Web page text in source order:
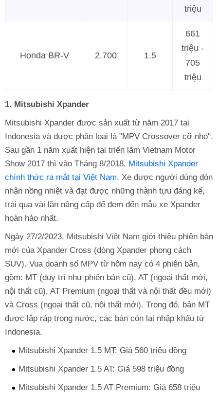
triệu
Honda BR-V 2.700 1.5
661
triệu -
705
triệu
1. Mitsubishi Xpander
Mitsubishi Xpander được sản xuất từ năm 2017 tại
Indonesia và được phân loại là "MPV Crossover cỡ nhỏ".
Sau gần 1 năm xuất hiện tại triển lãm Vietnam Motor
Show 2017 thì vào Tháng 8/2018, Mitsubishi Xpander
chính thức ra mắt tại Việt Nam. Xe được người dùng đón
nhận nồng nhiệt và đạt được những thành tựu đáng kể,
trải qua vài lần nâng cấp để đem đến mẫu xe Xpander
hoàn hảo nhất.
Ngày 27/2/2023, Mitsubishi Việt Nam giới thiệu phiên bản
mới của Xpander Cross (dòng Xpander phong cách
SUV). Vua doanh số MPV từ hôm nay có 4 phiên bản,
gồm: MT (duy trì như phiên bản cũ), AT (ngoại thất mới,
nội thất cũ), AT Premium (ngoại thất và nội thất đều mới)
và Cross (ngoại thất cũ, nội thất mới). Trong đó, bản MT
được lắp ráp trong nước, các bản còn lại nhập khẩu từ
Indonesia.
Mitsubishi Xpander 1.5 MT: Giá 560 triệu đồng
Mitsubishi Xpander 1.5 AT: Giá 598 triệu đồng
Mitsubishi Xpander 1.5 AT Premium: Giá 658 triệu